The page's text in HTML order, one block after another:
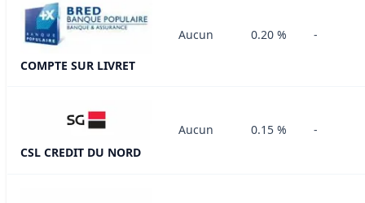
COMPTE SUR LIVRET
Aucun 0.20 % -
CSL CREDIT DU NORD
Aucun 0.15 % -